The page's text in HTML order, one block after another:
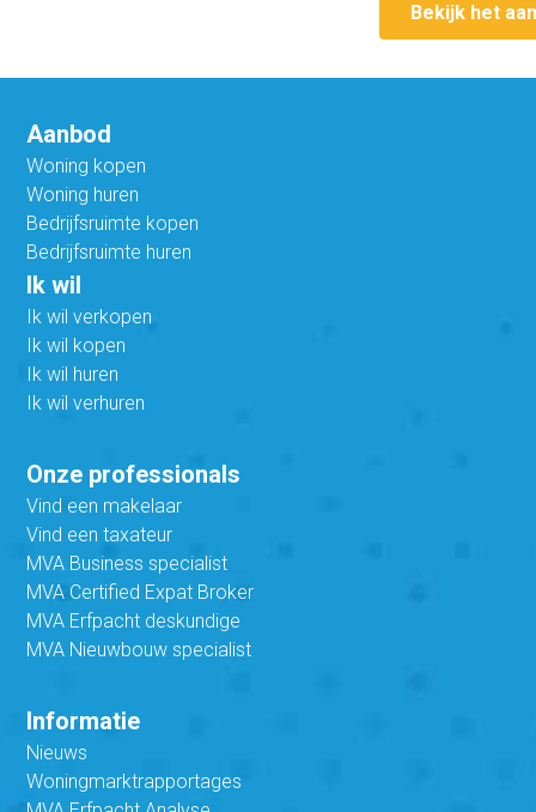
Bekijk het
Aanbod
Woning kopen
Woning huren
Bedrijfsruimte kopen
Bedrijfsruimte huren
Ik wil
Ik wil verkopen
Ik wil kopen
Ik wil huren
Ik wil verhuren
Onze professionals
Vind een makelaar
Vind een taxateur
MVA Business specialist
MVA Certified Expat Broker
MVA Erfpacht deskundige
MVA Nieuwbouw specialist
Informatie
Nieuws
Woningmarktrapportages